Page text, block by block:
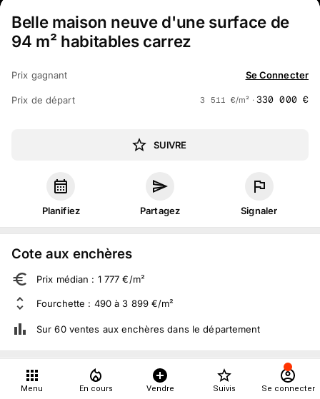
Belle maison neuve d'une surface de
94 m² habitables carrez
Prix gagnant Se Connecter
Prix de départ 3 511 €/m² · 330 000 €
SUIVRE
Planifiez Partagez Signaler
Cote aux enchères
Prix médian : 1 777 €/m²
Fourchette : 490 à 3 899 €/m²
Sur 60 ventes aux enchères dans le département
À propos
Menu En cours Vendre Suivis Se connecter